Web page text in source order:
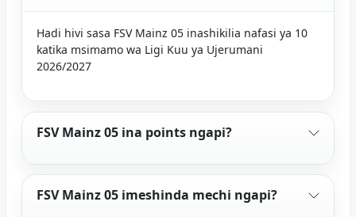
Hadi hivi sasa FSV Mainz 05 inashikilia nafasi ya 10
katika msimamo wa Ligi Kuu ya Ujerumani
2026/2027
FSV Mainz 05 ina points ngapi?
FSV Mainz 05 imeshinda mechi ngapi?